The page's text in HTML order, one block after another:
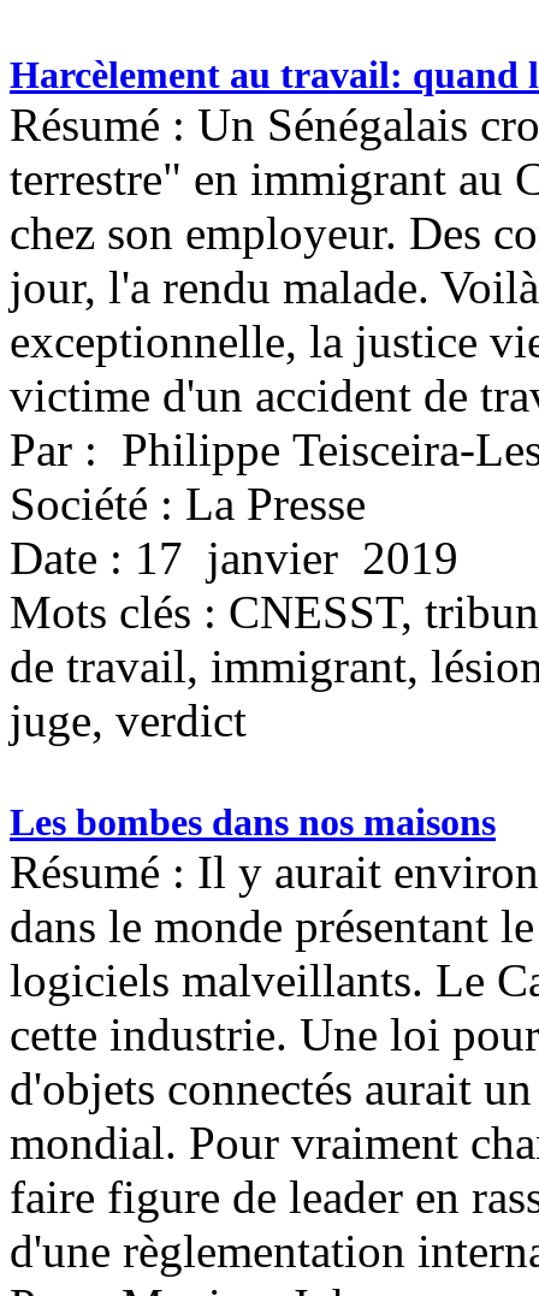
Harcèlement au travail: quand
Résumé : Un Sénégalais
terrestre" en immigrant au
chez son employeur. Des
jour, l'a rendu malade.
exceptionnelle, la justice
victime d'un accident de
Par : Philippe Teisceira-
Société : La Presse
Date : 17 janvier 2019
Mots clés : CNESST,
de travail, immigrant,
juge, verdict
Les bombes dans nos maisons
Résumé : Il y aurait
dans le monde présentant
logiciels malveillants. Le
cette industrie. Une loi
d'objets connectés aurait
mondial. Pour vraiment
faire figure de leader en
d'une règlementation